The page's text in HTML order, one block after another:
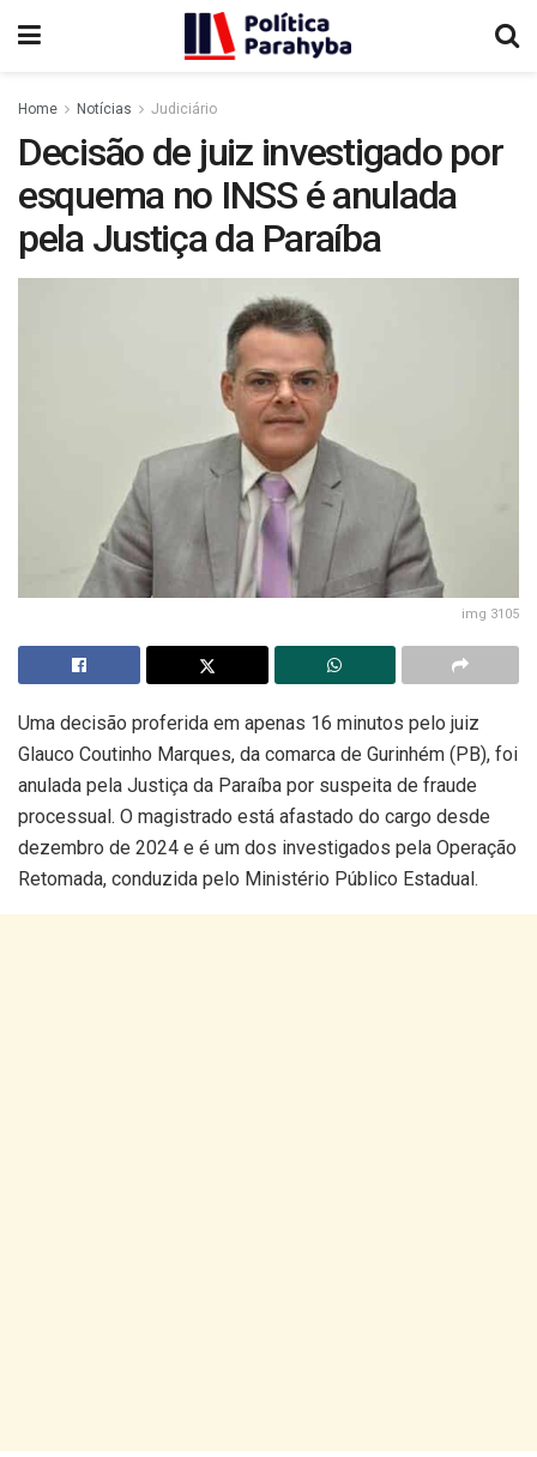
Home Notícias Judiciário
Decisão de juiz investigado por
esquema no INSS é anulada
pela Justiça da Paraíba
img 3105
Uma decisão proferida em apenas 16 minutos pelo juiz
Glauco Coutinho Marques, da comarca de Gurinhém (PB), foi
anulada pela Justiça da Paraíba por suspeita de fraude
processual. O magistrado está afastado do cargo desde
dezembro de 2024 e é um dos investigados pela Operação
Retomada, conduzida pelo Ministério Público Estadual.